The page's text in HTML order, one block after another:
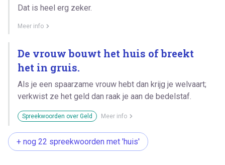
Dat is heel erg zeker.
Meer info
De vrouw bouwt het huis of breekt
het in gruis.
Als je een spaarzame vrouw hebt dan krijg je welvaart;
verkwist ze het geld dan raak je aan de bedelstaf.
Spreekwoorden over Geld Meer info
+ nog 22 spreekwoorden met 'huis'